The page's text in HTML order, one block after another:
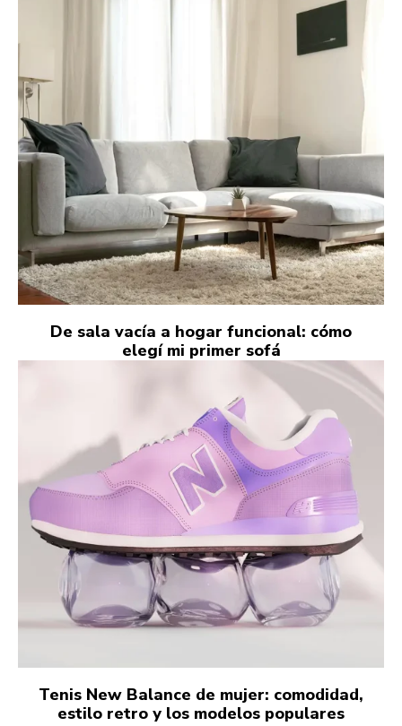
De sala vacía a hogar funcional: cómo
elegí mi primer sofá
Tenis New Balance de mujer: comodidad,
estilo retro y los modelos populares